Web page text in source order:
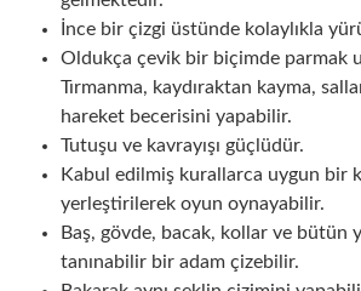
İnce bir çizgi üstünde kolaylıkla
Oldukça çevik bir biçimde parmak
Tırmanma, kaydıraktan kayma,
hareket becerisini yapabilir.
Tutuşu ve kavrayışı güçlüdür.
Kabul edilmiş kurallarca uygun bir
yerleştirilerek oyun oynayabilir.
Baş, gövde, bacak, kollar ve bütün
tanınabilir bir adam çizebilir.